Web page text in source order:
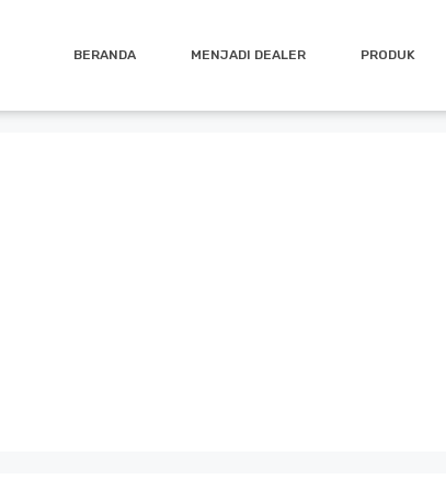
BERANDA MENJADI DEALER PRODUK